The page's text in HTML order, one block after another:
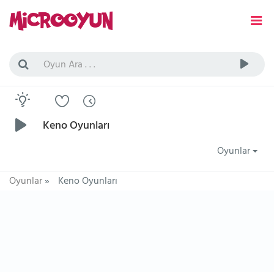
Keno Oyunları
Oyunlar
Oyunlar» Keno Oyunları